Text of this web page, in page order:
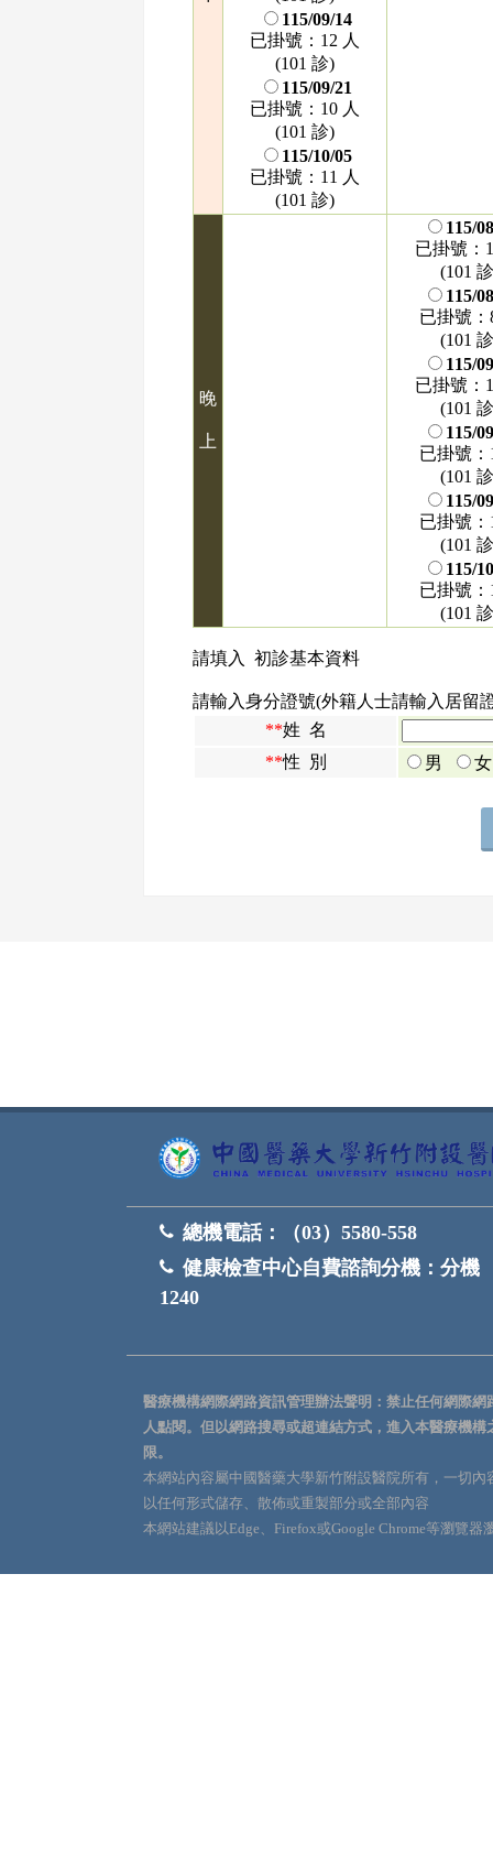
總機電話：
（03）5580-558
健康檢查中心自費諮詢分機： 分機
1240
醫療機構網際網路資訊管理辦法聲明：禁止任何網際
人點閱。但以網路搜尋或超連結方式，進入本醫療機
限。
本網站內容屬中國醫藥大學新竹附設醫院所有，一切
以任何形式儲存、散佈或重製部分或全部內容
本網站建議以Edge、Firefox或Google Chrome等瀏覽器